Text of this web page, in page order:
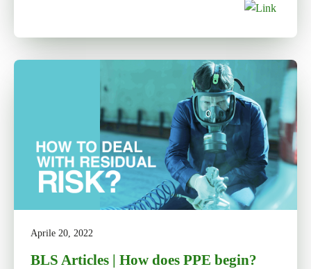
Aprile 20, 2022
BLS Articles | How does PPE begin?